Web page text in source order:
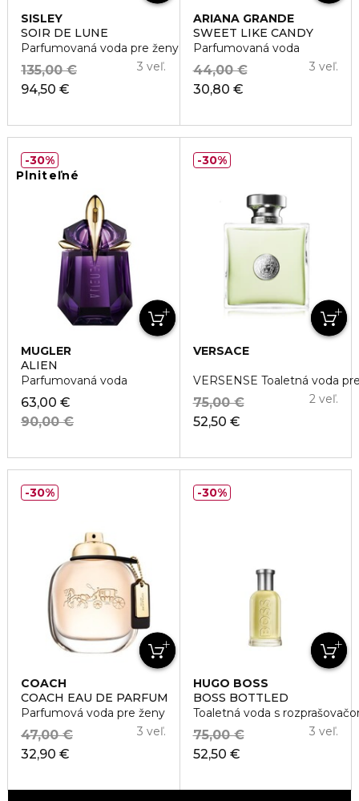
SISLEY
SOIR DE LUNE
Parfumovaná voda pre ženy
94,50 €
135,00 € 3 veľ.
ARIANA GRANDE
SWEET LIKE CANDY
Parfumovaná voda
30,80 €
44,00 € 3 veľ.
Plniteľné
MUGLER
ALIEN
Parfumovaná voda
63,00 €
90,00 €
30%
VERSACE
VERSENSE Toaletná voda
52,50 €
75,00 € 2 veľ.
30%
COACH
COACH EAU DE PARFUM
Parfumová voda pre ženy
32,90 €
47,00 € 3 veľ.
30%
HUGO BOSS
BOSS BOTTLED
Toaletná voda s
52,50 €
75,00 € 3 veľ.
30%